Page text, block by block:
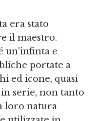
era stato
il maestro.
un'infinta e
portate a
ed icone, quasi
serie, non tanto
loro natura